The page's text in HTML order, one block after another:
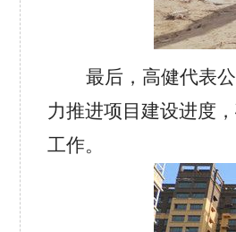
最后，高健代表
力推进项目建设进度
工作。